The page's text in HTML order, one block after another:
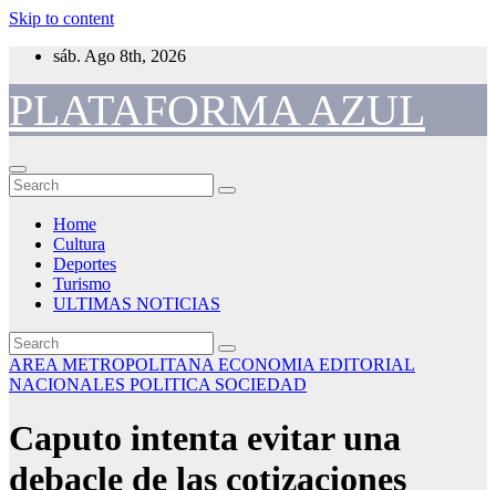
Skip to content
sáb. Ago 8th, 2026
PLATAFORMA AZUL
Home
Cultura
Deportes
Turismo
ULTIMAS NOTICIAS
AREA METROPOLITANA ECONOMIA EDITORIAL
NACIONALES POLITICA SOCIEDAD
Caputo intenta evitar una
debacle de las cotizaciones